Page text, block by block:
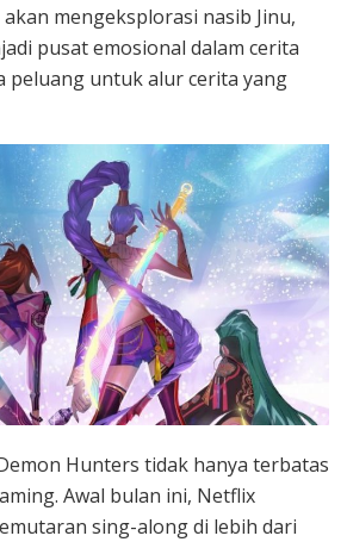
mengeksplorasi nasib Jinu,
pusat emosional dalam cerita
peluang untuk alur cerita yang
Hunters tidak hanya terbatas
Awal bulan ini, Netflix
sing-along di lebih dari